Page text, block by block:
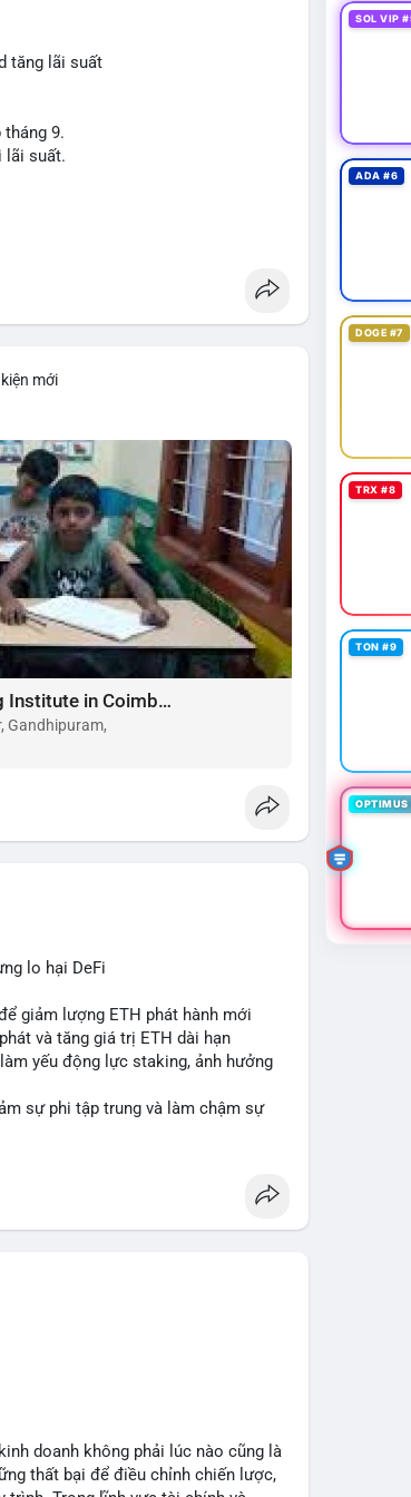
tăng lãi suất
9.
lãi suất.
mới
Choose the Best Montessori Teacher Training Institute in Coimbatore for a Rewarding Career
Gandhipuram,
lo hại DeFi
giảm lượng ETH phát hành mới
và tăng giá trị ETH dài hạn
yếu động lực staking, ảnh hưởng
sự phi tập trung và làm chậm sự
phát hành và duy trì sức hấp dẫn
doanh không phải lúc nào cũng là
thất bại để điều chỉnh chiến lược,
SOL VIP
ADA #6
DOGE #7
TRX #8
TON #9
OPTIMUS